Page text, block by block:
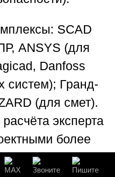
SCAD
ANSYS (для
Danfoss
систем); Гранд-
(для смет).
эксперта
более
погрешность